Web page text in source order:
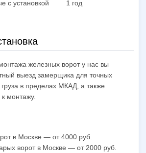
с установкой 1 год
железных ворот у нас вы
выезд замерщика для точных
груза в пределах МКАД, а также
монтажу.
в Москве — от 4000 руб.
ворот в Москве — от 2000 руб.